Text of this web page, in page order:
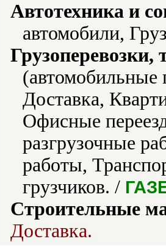
Автотехника и
автомобили,
(автомобильные
Доставка,
Офисные
разгрузочные
работы,
грузчиков. /
Строительные
Доставка.